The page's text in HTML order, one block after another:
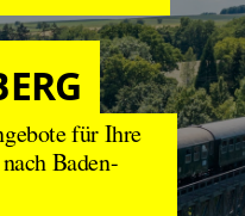
für Ihre
Baden-